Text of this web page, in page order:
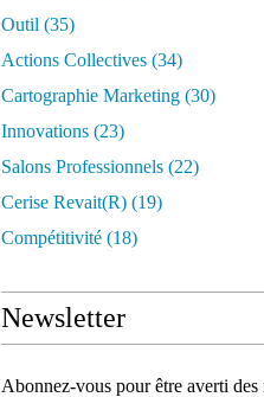
Outil (35)
Actions Collectives (34)
Cartographie Marketing (30)
Innovations (23)
Salons Professionnels (22)
Cerise Revait(r) (19)
Compétitivité (18)
Newsletter
Abonnez-vous pour être averti des